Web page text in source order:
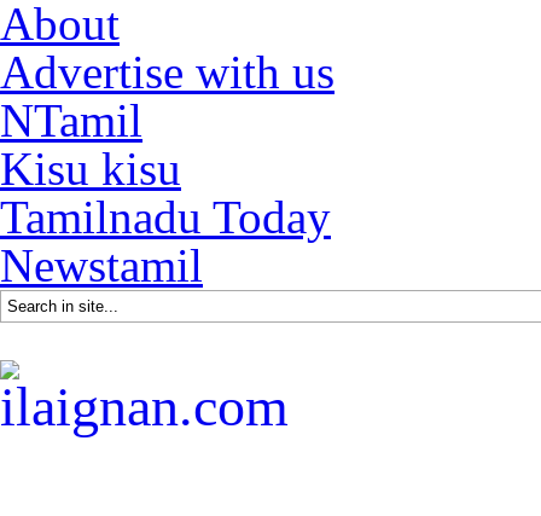
About
Advertise with us
NTamil
Kisu kisu
Tamilnadu Today
Newstamil